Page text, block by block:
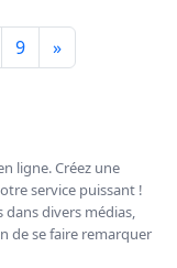
9 »
ligne. Créez une
service puissant !
divers médias,
de se faire remarquer